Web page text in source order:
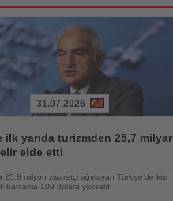
31.07.2026
ilk yarıda turizmden 25,7 milyar
elde etti
25,8 milyon ziyaretçi ağırlayan Türkiye’de kişi
harcama 109 dolara yükseldi